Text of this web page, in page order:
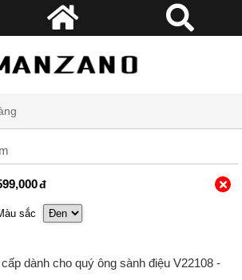
sắc
dành cho quý ông sành điệu V22108-